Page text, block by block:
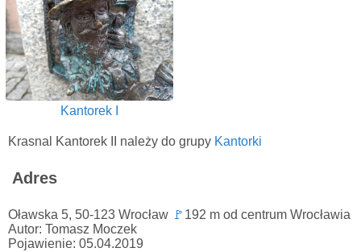
Kantorek I
Krasnal Kantorek II należy do grupy Kantorki
Adres
Oławska 5, 50-123 Wrocław 🚩 192 m od centrum Wrocławia
Autor: Tomasz Moczek
Pojawienie: 05.04.2019